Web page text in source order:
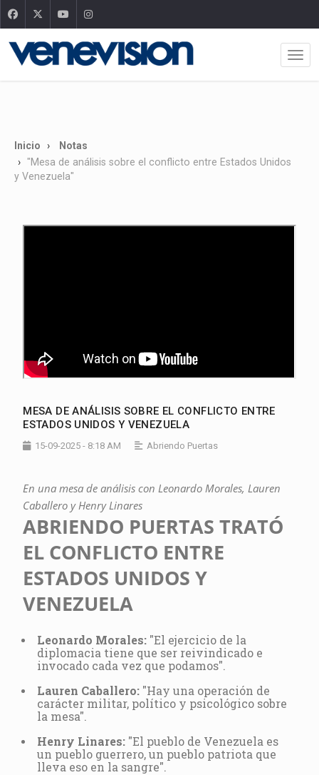
Inicio
Notas
"Mesa de análisis sobre el conflicto entre Estados Unidos
y Venezuela"
MESA DE ANÁLISIS SOBRE EL CONFLICTO ENTRE
ESTADOS UNIDOS Y VENEZUELA
15-09-2025 - 8:18 AM Abriendo Puertas
En una mesa de análisis con Leonardo Morales, Lauren
Caballero y Henry Linares
ABRIENDO PUERTAS TRATÓ
EL CONFLICTO ENTRE
ESTADOS UNIDOS Y
VENEZUELA
Leonardo Morales: "El ejercicio de la
diplomacia tiene que ser reivindicado e
invocado cada vez que podamos".
Lauren Caballero: "Hay una operación de
carácter militar, político y psicológico sobre
la mesa".
Henry Linares: "El pueblo de Venezuela es
un pueblo guerrero, un pueblo patriota que
lleva eso en la sangre".